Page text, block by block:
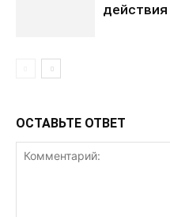
ОСТАВЬТЕ ОТВЕТ